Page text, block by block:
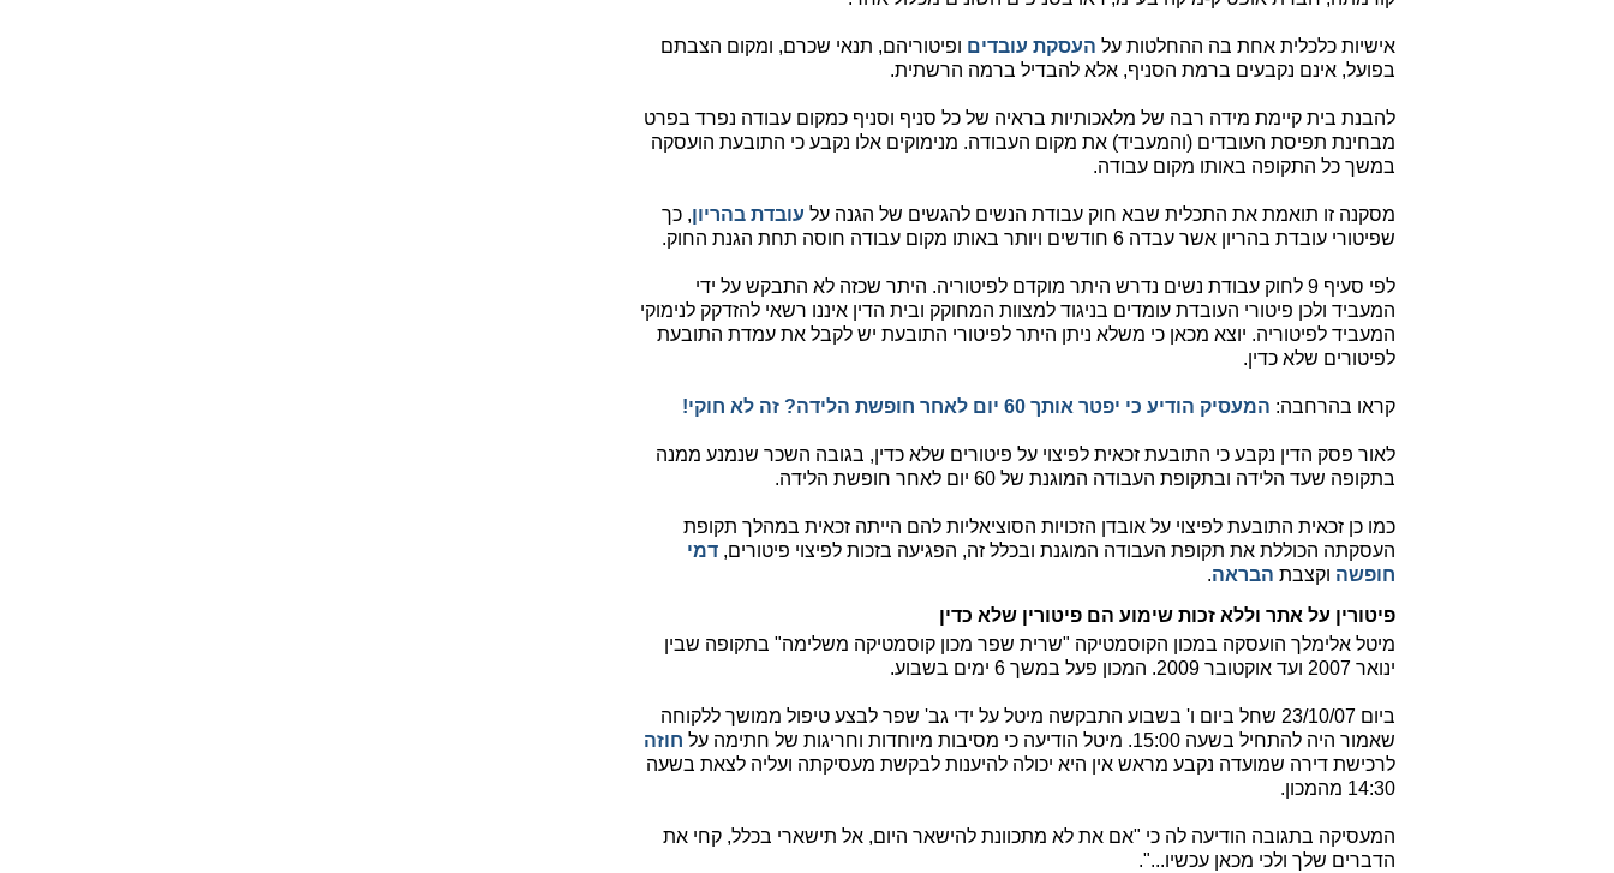
אישיות כלכלית אחת בה ההחלטות על העסקת עובדים ופיטוריהם, תנאי שכרם, ומקום הצבתם
בפועל, אינם נקבעים ברמת הסניף, אלא להבדיל ברמה הרשתית.
להבנת בית קיימת מידה רבה של מלאכותיות בראיה של כל סניף וסניף כמקום עבודה נפרד בפרט
מבחינת תפיסת העובדים (והמעביד) את מקום העבודה. מנימוקים אלו נקבע כי התובעת הועסקה
במשך כל התקופה באותו מקום עבודה.
מסקנה זו תואמת את התכלית שבא חוק עבודת הנשים להגשים של הגנה על עובדת בהריון, כך
שפיטורי עובדת בהריון אשר עבדה 6 חודשים ויותר באותו מקום עבודה חוסה תחת הגנת החוק.
לפי סעיף 9 לחוק עבודת נשים נדרש היתר מוקדם לפיטוריה. היתר שכזה לא התבקש על ידי
המעביד ולכן פיטורי העובדת עומדים בניגוד למצוות המחוקק ובית הדין איננו רשאי להזדקק לנימוקי
המעביד לפיטוריה. יוצא מכאן כי משלא ניתן היתר לפיטורי התובעת יש לקבל את עמדת התובעת
לפיטורים שלא כדין.
קראו בהרחבה: המעסיק הודיע כי יפטר אותך 60 יום לאחר חופשת הלידה? זה לא חוקי!
לאור פסק הדין נקבע כי התובעת זכאית לפיצוי על פיטורים שלא כדין, בגובה השכר שנמנע ממנה
בתקופה שעד הלידה ובתקופת העבודה המוגנת של 60 יום לאחר חופשת הלידה.
כמו כן זכאית התובעת לפיצוי על אובדן הזכויות הסוציאליות להם הייתה זכאית במהלך תקופת
העסקתה הכוללת את תקופת העבודה המוגנת ובכלל זה, הפגיעה בזכות לפיצוי פיטורים, דמי
חופשה וקצבת הבראה.
פיטורין על אתר וללא זכות שימוע הם פיטורין שלא כדין
מיטל אלימלך הועסקה במכון הקוסמטיקה "שרית שפר מכון קוסמטיקה משלימה" בתקופה שבין
ינואר 2007 ועד אוקטובר 2009. המכון פעל במשך 6 ימים בשבוע.
ביום 23/10/07 שחל ביום ו' בשבוע התבקשה מיטל על ידי גב' שפר לבצע טיפול ממושך ללקוחה
שאמור היה להתחיל בשעה 15:00. מיטל הודיעה כי מסיבות מיוחדות וחריגות של חתימה על
חוזה
לרכישת דירה שמועדה נקבע מראש אין היא יכולה להיענות לבקשת מעסיקתה ועליה לצאת בשעה
14:30 מהמכון.
המעסיקה בתגובה הודיעה לה כי "אם את לא מתכוונת להישאר היום, אל תישארי בכלל, קחי את
הדברים שלך ולכי מכאן עכשיו...".